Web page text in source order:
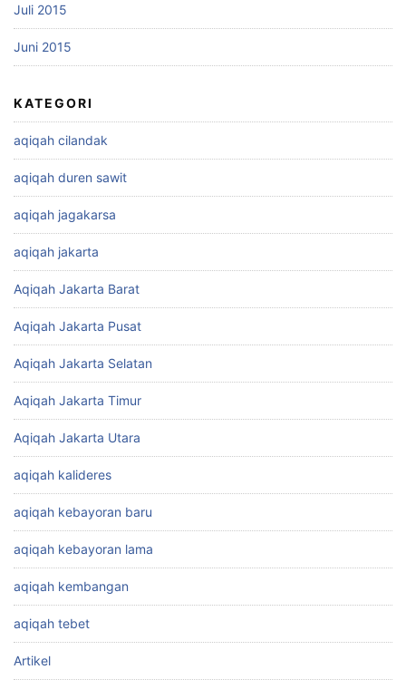
Juli 2015
Juni 2015
KATEGORI
aqiqah cilandak
aqiqah duren sawit
aqiqah jagakarsa
aqiqah jakarta
Aqiqah Jakarta Barat
Aqiqah Jakarta Pusat
Aqiqah Jakarta Selatan
Aqiqah Jakarta Timur
Aqiqah Jakarta Utara
aqiqah kalideres
aqiqah kebayoran baru
aqiqah kebayoran lama
aqiqah kembangan
aqiqah tebet
Artikel